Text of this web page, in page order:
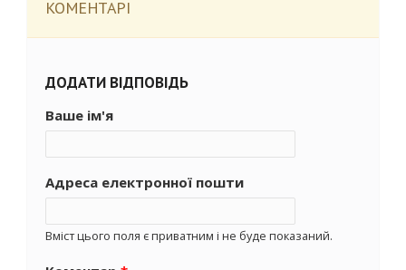
КОМЕНТАРІ
ДОДАТИ ВІДПОВІДЬ
Ваше ім'я
Адреса електронної пошти
Вміст цього поля є приватним і не буде показаний.